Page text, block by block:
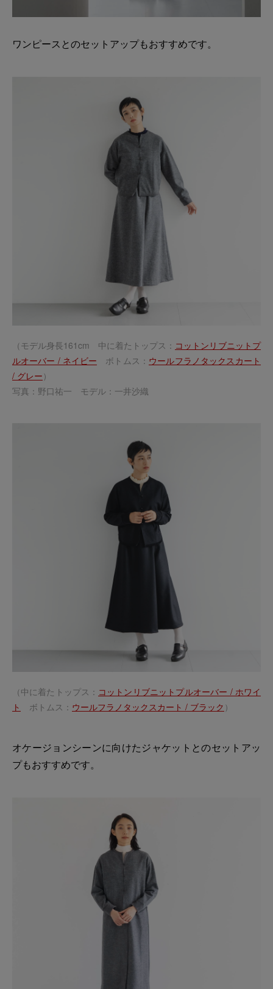
ワンピースとのセットアップもおすすめです。
（モデル身長161cm 中に着たトップス： コットンリブニットプ
ルオーバー / ネイビー ボトムス： ウールフラノタックスカート
/ グレー ）
写真：野口祐一 モデル：一井沙織
（中に着たトップス： コットンリブニットプルオーバー / ホワイ
ト
ボトムス： ウールフラノタックスカート / ブラック ）
オケージョンシーンに向けたジャケットとのセットアッ
プもおすすめです。